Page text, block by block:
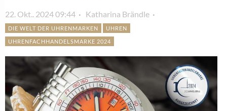
22. Okt.. 2024 09:44 Katharina Brändle
DIE WELT DER UHRENMARKEN
UHREN
UHRENFACHHANDELSMARKE 2024